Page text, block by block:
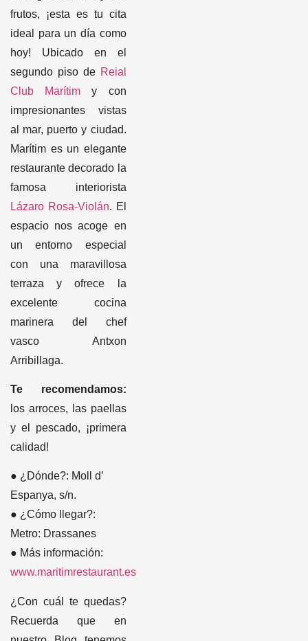
frutos, ¡esta es tu cita
ideal para un día como
hoy! Ubicado en el
segundo piso de Reial
Club Marítim y con
impresionantes vistas
al mar, puerto y ciudad.
Marítim es un elegante
restaurante decorado la
famosa interiorista
Lázaro Rosa-Violán. El
espacio nos acoge en
un entorno especial
con una maravillosa
terraza y ofrece la
excelente cocina
marinera del chef
vasco Antxon
Arribillaga.
Te recomendamos:
los arroces, las paellas
y el pescado, ¡primera
calidad!
● ¿Dónde?: Moll d’
Espanya, s/n.
● ¿Cómo llegar?:
Metro: Drassanes
● Más información:
www.maritimrestaurant.es
¿Con cuál te quedas?
Recuerda que en